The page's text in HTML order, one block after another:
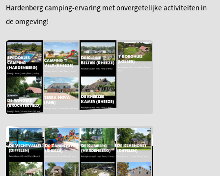
Hardenberg camping-ervaring met onvergetelijke activiteiten in
de omgeving!